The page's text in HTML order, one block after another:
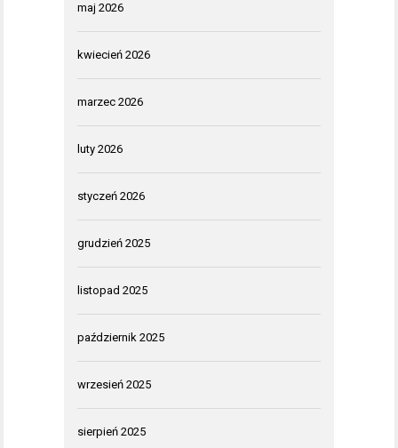
maj 2026
kwiecień 2026
marzec 2026
luty 2026
styczeń 2026
grudzień 2025
listopad 2025
październik 2025
wrzesień 2025
sierpień 2025